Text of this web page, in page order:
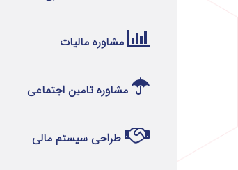
مشاوره مالیات
مشاوره تامین اجتماعی
طراحی سیستم مالی